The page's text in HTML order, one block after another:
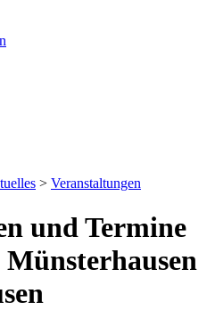
> Veranstaltungen
und Termine